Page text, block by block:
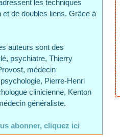
les techniques
de doubles liens. Grâce à
auteurs sont des
psychiatre, Thierry
médecin
Pierre-Henri
clinicienne, Kenton
généraliste.
abonner, cliquez ici